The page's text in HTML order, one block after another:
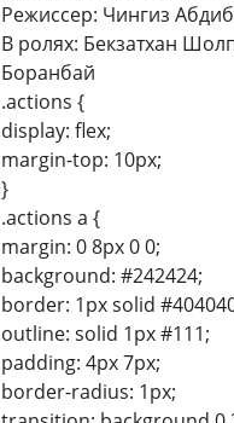
Режиссер: Чингиз
В ролях: Бекзатхан
Боранбай
.actions {
display: flex;
margin-top: 10px;
}
.actions a {
margin: 0 8px 0 0;
background: #242424;
border: 1px solid
outline: solid 1px #111;
padding: 4px 7px;
border-radius: 1px;